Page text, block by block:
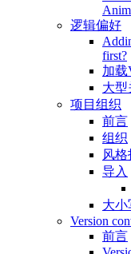
逻辑偏好
first?
加载
大型
项目组织
前言
组织
风
导入
大小
Version
前言